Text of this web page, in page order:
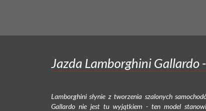
Jazda Lamborghini Gallardo
Lamborghini słynie z tworzenia szalonych
Gallardo nie jest tu wyjątkiem - ten model